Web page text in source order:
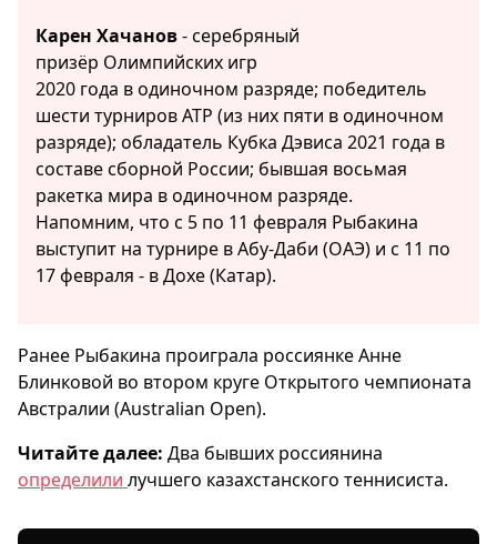
Карен Хачанов- серебряный
призёр Олимпийских игр
2020 года в одиночном разряде; победитель
шести турниров ATP (из них пяти в одиночном
разряде); обладатель Кубка Дэвиса 2021 года в
составе сборной России; бывшая восьмая
ракетка мира в одиночном разряде.
Напомним, что с 5 по 11 февраля Рыбакина
выступит на турнире в Абу-Даби (ОАЭ) и с 11 по
17 февраля - в Дохе (Катар).
Ранее Рыбакина проиграла россиянке Анне
Блинковой во втором круге Открытого чемпионата
Австралии (Australian Open).
Читайте далее: Два бывших россиянина
определили лучшего казахстанского теннисиста.